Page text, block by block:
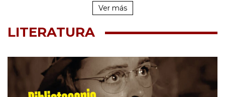
Ver más
LITERATURA